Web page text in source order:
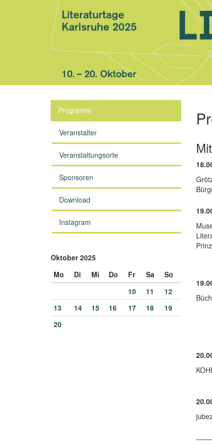
Programm
Veranstalter
Veranstaltungsorte
Sponsoren
Download
Instagram
Oktober 2025
Mo
Di Mi Do Fr Sa
So
10
11
12
13
14 15 16 17 18
19
20